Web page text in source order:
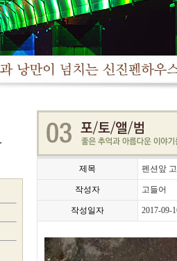
제목 펜션앞
작성자 고들어
작성일자 2017-09-